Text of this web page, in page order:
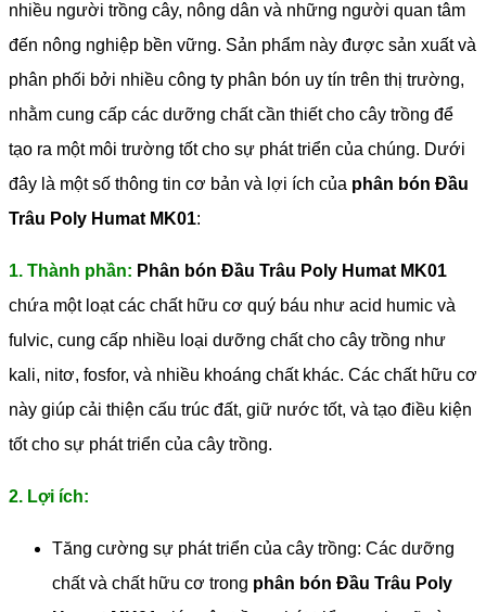
nhiều người trồng cây, nông dân và những người quan tâm
đến nông nghiệp bền vững. Sản phẩm này được sản xuất và
phân phối bởi nhiều công ty phân bón uy tín trên thị trường,
nhằm cung cấp các dưỡng chất cần thiết cho cây trồng để
tạo ra một môi trường tốt cho sự phát triển của chúng. Dưới
đây là một số thông tin cơ bản và lợi ích của phân bón Đầu
Trâu Poly Humat MK01:
1. Thành phần: Phân bón Đầu Trâu Poly Humat MK01
chứa một loạt các chất hữu cơ quý báu như acid humic và
fulvic, cung cấp nhiều loại dưỡng chất cho cây trồng như
kali, nitơ, fosfor, và nhiều khoáng chất khác. Các chất hữu cơ
này giúp cải thiện cấu trúc đất, giữ nước tốt, và tạo điều kiện
tốt cho sự phát triển của cây trồng.
2. Lợi ích:
Tăng cường sự phát triển của cây trồng: Các dưỡng
chất và chất hữu cơ trong phân bón Đầu Trâu Poly